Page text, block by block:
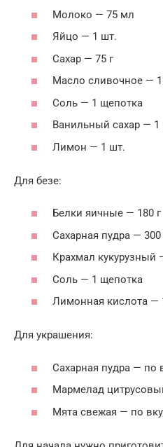
Молоко — 75 мл
Яйцо — 1 шт.
Сахар — 75 г
Масло сливочное —
Соль — 1 щепотка
Ванильный сахар — 1
Лимон — 1 шт.
Для безе:
Белки яичные — 180 г
Сахарная пудра — 300
Крахмал кукурузный
Соль — 1 щепотка
Лимонная кислота —
Для украшения:
Сахарная пудра — по
Мармелад
Мята свежая — по